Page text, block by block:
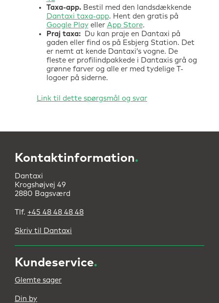
Taxa-app.Bestil med den landsdækkende
Dantaxi taxa-app. Hent den gratis på
Google Playeller App Store.
Praj taxa:Du kan praje en Dantaxi på
gaden eller find os på Esbjerg Station. Det
er nemt at kende Dantaxi’s vogne. De
fleste er profilindpakkede i Dantaxis grå og
grønne farver og alle er med tydelige T-
logoer på siderne.
Kontaktinformation.
Dantaxi
Krogshøjvej 49
2880 Bagsværd
Tlf. +45 48 48 48 48
Skriv til Dantaxi
Kundeservice.
Glemte sager
Din by